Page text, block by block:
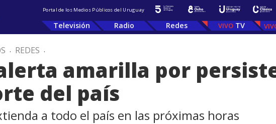
Portal de los Medios Públicos del Uruguay
Televisión Radio Redes TV
. REDES .
amarilla por
del país
a todo el país en las próximas horas